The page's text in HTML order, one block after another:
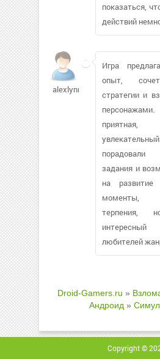
показаться,
действий
alexlynn498
Игра
опыт,
стратегии и
порадовали
задания и
на развитие
моменты,
терпения,
любителей
Droid-Gamers.ru »
Андроид »
Copyright ©